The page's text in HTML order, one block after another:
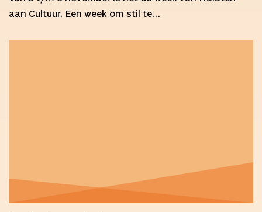
aan Cultuur. Een week om stil te…